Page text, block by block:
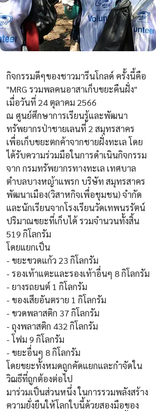
กิจกรรมดีๆของชาวมารีนโกลด์ ครั้งนี้คือ
"MRG รวมพลคนอาสาเก็บขยะคืนฝั่ง"
เมื่อวันที่ 24 ตุลาคม 2566
ณ ศูนย์ศึกษาการเรียนรู้และพัฒนา
ทรัพยากรป่าชายเลนที่ 2 สมุทรสาคร
เพื่อเก็บขยะตกค้าจากชายฝั่งทะเล โดย
ได้รับความร่วมมือในการดำเนินกิจกรรม
จาก กรมทรัพยากรทางทะเล เทศบาล
ตำบลบางหญ้าแพรก บริษัท สมุทรสาคร
พัฒนาเมือง(วิสาหกิจเพื่อชุมชน) จำกัด
และนักเรียนจากโรงเรียนวัดเทพนรรัตน์
ปริมาณขยะที่เก็บได้ รวมจำนวนทั้งสิ้น
519 กิโลกรัม
โดยแยกเป็น
- ขยะขวดแก้ว 23 กิโลกรัม
- รองเท้าแตะและรองเท้าอื่นๆ 8 กิโลกรัม
- ยางรถยนต์ 1 กิโลกรัม
- ของเสียอันตราย 1 กิโลกรัม
- ขวดพลาสติก 37 กิโลกรัม
- ถุงพลาสติก 432 กิโลกรัม
- โฟม 9 กิโลกรัม
- ขยะอื่นๆ 8 กิโลกรัม
โดยขยะทั้งหมดถูกคัดแยกและกำจัดใน
วิฌธีที่ถูกต้องต่อไป
มาร่วมเป็นส่วนหนึ่ง ในการรวมพลังสร้าง
ความยั่งยืนให้โลกใบนี้ด้วยสองมือของ